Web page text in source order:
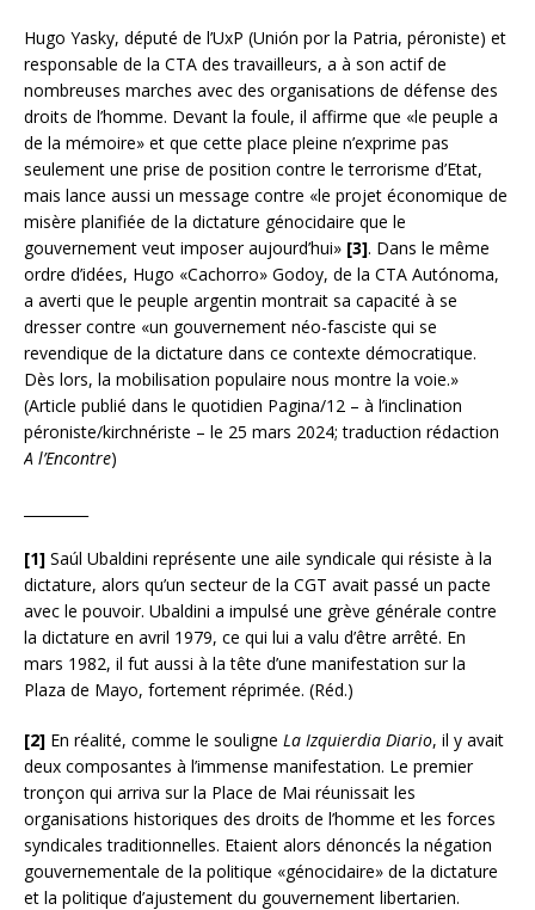
Hugo Yasky, député de l’UxP (Unión por la Patria, péroniste) et
responsable de la CTA des travailleurs, a à son actif de
nombreuses marches avec des organisations de défense des
droits de l’homme. Devant la foule, il affirme que «le peuple a
de la mémoire» et que cette place pleine n’exprime pas
seulement une prise de position contre le terrorisme d’Etat,
mais lance aussi un message contre «le projet économique de
misère planifiée de la dictature génocidaire que le
gouvernement veut imposer aujourd’hui» [3]. Dans le même
ordre d’idées, Hugo «Cachorro» Godoy, de la CTA Autónoma,
a averti que le peuple argentin montrait sa capacité à se
dresser contre «un gouvernement néo-fasciste qui se
revendique de la dictature dans ce contexte démocratique.
Dès lors, la mobilisation populaire nous montre la voie.»
(Article publié dans le quotidien Pagina/12 – à l’inclination
péroniste/kirchnériste – le 25 mars 2024; traduction rédaction
A l’Encontre)
[1] Saúl Ubaldini représente une aile syndicale qui résiste à la
dictature, alors qu’un secteur de la CGT avait passé un pacte
avec le pouvoir. Ubaldini a impulsé une grève générale contre
la dictature en avril 1979, ce qui lui a valu d’être arrêté. En
mars 1982, il fut aussi à la tête d’une manifestation sur la
Plaza de Mayo, fortement réprimée. (Réd.)
[2] En réalité, comme le souligne La Izquierdia Diario, il y avait
deux composantes à l’immense manifestation. Le premier
tronçon qui arriva sur la Place de Mai réunissait les
organisations historiques des droits de l’homme et les forces
syndicales traditionnelles. Etaient alors dénoncés la négation
gouvernementale de la politique «génocidaire» de la dictature
et la politique d’ajustement du gouvernement libertarien.